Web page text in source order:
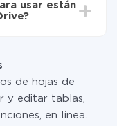
de datos que
sistemas a otro
o cambiar a
sobre
usar están
de hojas de
y editar tablas,
en línea.